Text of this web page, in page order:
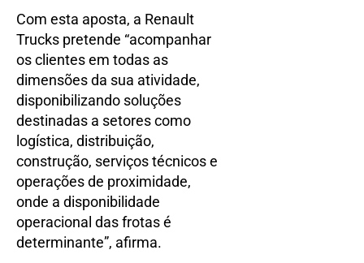
Com esta aposta, a Renault
Trucks pretende “acompanhar
os clientes em todas as
dimensões da sua atividade,
disponibilizando soluções
destinadas a setores como
logística, distribuição,
construção, serviços técnicos e
operações de proximidade,
onde a disponibilidade
operacional das frotas é
determinante”, afirma.